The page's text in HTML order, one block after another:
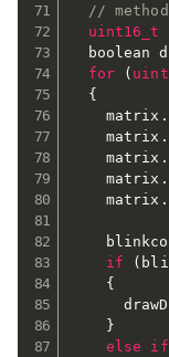
//
uint16_t
boolean
for
(
{
    matrix
.
    matrix
.
    matrix
.
    matrix
.
    matrix
.
if
(
{
}
else
if